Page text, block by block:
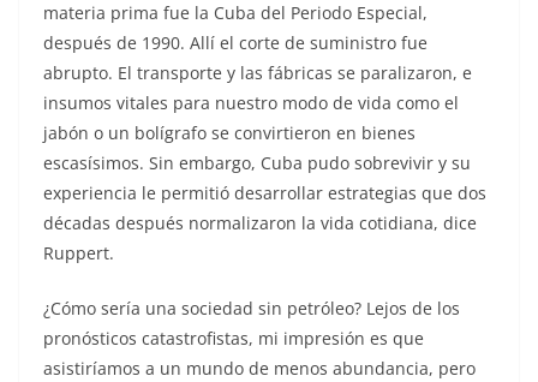
materia prima fue la Cuba del Periodo Especial,
después de 1990. Allí el corte de suministro fue
abrupto. El transporte y las fábricas se paralizaron, e
insumos vitales para nuestro modo de vida como el
jabón o un bolígrafo se convirtieron en bienes
escasísimos. Sin embargo, Cuba pudo sobrevivir y su
experiencia le permitió desarrollar estrategias que dos
décadas después normalizaron la vida cotidiana, dice
Ruppert.
¿Cómo sería una sociedad sin petróleo? Lejos de los
pronósticos catastrofistas, mi impresión es que
asistiríamos a un mundo de menos abundancia, pero